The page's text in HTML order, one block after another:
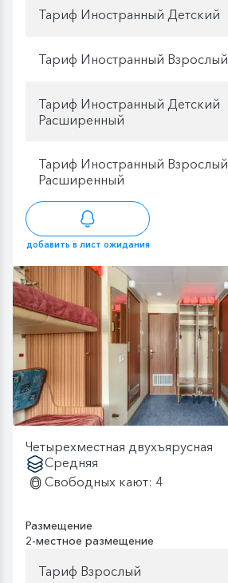
Тариф Иностранный Детский
Тариф Иностранный Взрослый
Тариф Иностранный Детский
Расширенный
Тариф Иностранный Взрослый
Расширенный
добавить в лист ожидания
Четырехместная двухъярусная
Средняя
Свободных кают: 4
Размещение
2-местное размещение
Тариф Взрослый